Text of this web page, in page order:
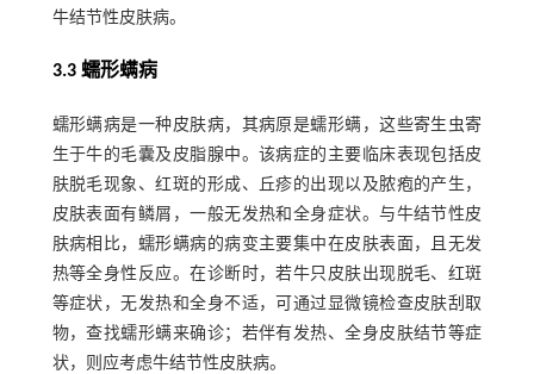
牛结节性皮肤病。
3.3 蠕形螨病
蠕形螨病是一种皮肤病，其病原是蠕形螨，这些寄生虫寄
生于牛的毛囊及皮脂腺中。该病症的主要临床表现包括皮
肤脱毛现象、红斑的形成、丘疹的出现以及脓疱的产生，
皮肤表面有鳞屑，一般无发热和全身症状。与牛结节性皮
肤病相比，蠕形螨病的病变主要集中在皮肤表面，且无发
热等全身性反应。在诊断时，若牛只皮肤出现脱毛、红斑
等症状，无发热和全身不适，可通过显微镜检查皮肤刮取
物，查找蠕形螨来确诊；若伴有发热、全身皮肤结节等症
状，则应考虑牛结节性皮肤病。